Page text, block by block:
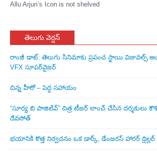
Allu Arjun’s Icon is not shelved
తెలుగు వెర్షన్
రాంజీ డాట్: తెలుగు సినిమాకు ప్రపంచ స్థాయి విజువల్స్
VFX సూపర్‌వైజర్
చిన్న హీరో – పెద్ద సహాయం
“సూర్య బి పాజిటివ్” చిత్ర టీజర్ లాంచ్ చేసిన‌ దర్శకులు
దేవసోత్
భయానికి కొత్త నిర్వచనం ఒక డార్క్, డేంజరస్ హారర్ థ్రిల్లర్